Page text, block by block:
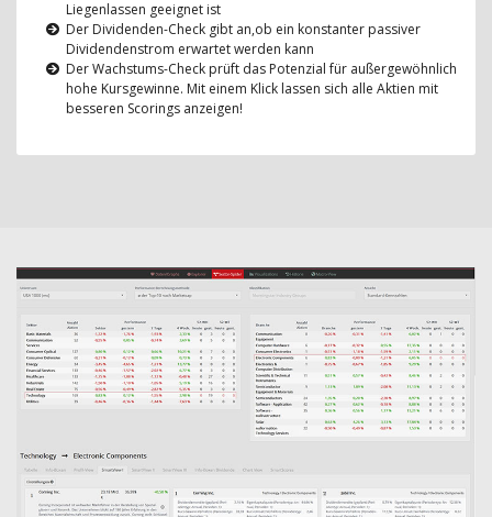
Liegenlassen geeignet ist
Der Dividenden-Check gibt an,ob ein konstanter passiver
Dividendenstrom erwartet werden kann
Der Wachstums-Check prüft das Potenzial für außergewöhnlich
hohe Kursgewinne. Mit einem Klick lassen sich alle Aktien mit
besseren Scorings anzeigen!